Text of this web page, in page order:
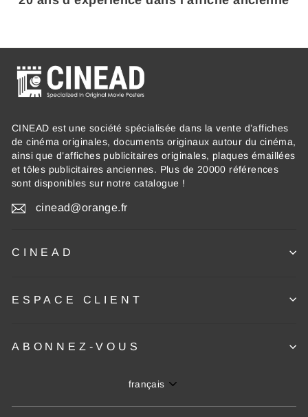
CINEAD est une société spécialisée dans la vente d’affiches
de cinéma originales, documents originaux autour du cinéma,
ainsi que d’affiches publicitaires originales, plaques émaillées
et tôles publicitaires anciennes. Plus de 20000 références
sont disponibles sur notre catalogue !
cinead@orange.fr
CINEAD
ESPACE CLIENT
ABONNEZ-VOUS
Langue
français